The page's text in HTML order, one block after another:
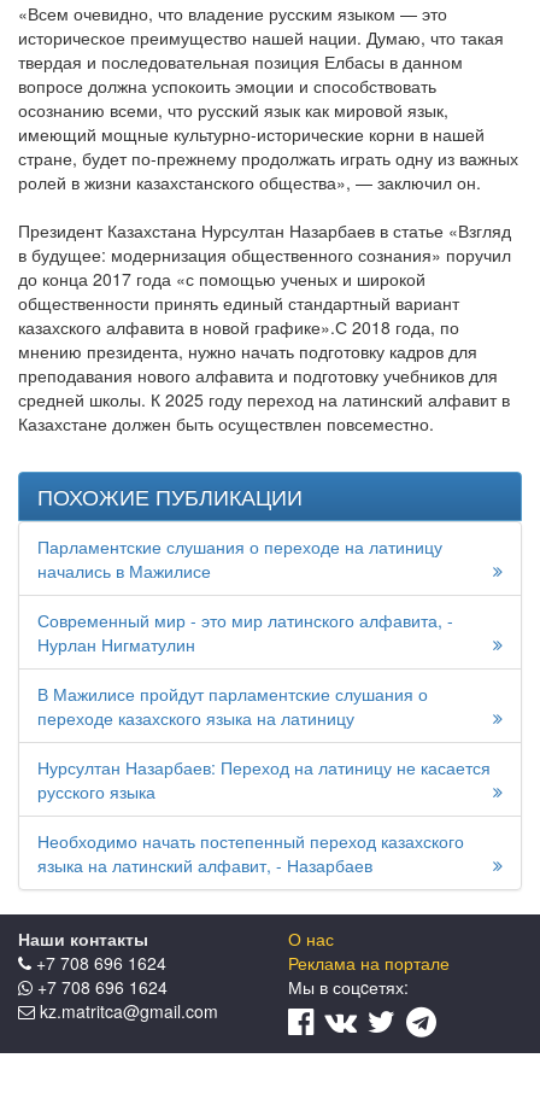
«Всем очевидно, что владение русским языком — это
историческое преимущество нашей нации. Думаю, что такая
твердая и последовательная позиция Елбасы в данном
вопросе должна успокоить эмоции и способствовать
осознанию всеми, что русский язык как мировой язык,
имеющий мощные культурно-исторические корни в нашей
стране, будет по-прежнему продолжать играть одну из важных
ролей в жизни казахстанского общества», — заключил он.
Президент Казахстана Нурсултан Назарбаев в статье «Взгляд
в будущее: модернизация общественного сознания» поручил
до конца 2017 года «с помощью ученых и широкой
общественности принять единый стандартный вариант
казахского алфавита в новой графике».С 2018 года, по
мнению президента, нужно начать подготовку кадров для
преподавания нового алфавита и подготовку учебников для
средней школы. К 2025 году переход на латинский алфавит в
Казахстане должен быть осуществлен повсеместно.
ПОХОЖИЕ ПУБЛИКАЦИИ
Парламентские слушания о переходе на латиницу
начались в Мажилисе
Современный мир - это мир латинского алфавита, -
Нурлан Нигматулин
В Мажилисе пройдут парламентские слушания о
переходе казахского языка на латиницу
Нурсултан Назарбаев: Переход на латиницу не касается
русского языка
Необходимо начать постепенный переход казахского
языка на латинский алфавит, - Назарбаев
Наши контакты
+7 708 696 1624
+7 708 696 1624
kz.matritca@gmail.com
О нас
Реклама на портале
Мы в соцcетях: